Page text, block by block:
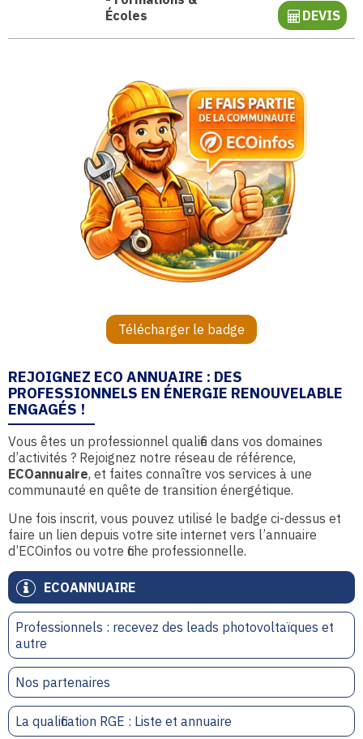
ECOANNUAIRE
Professionnels : recevez des leads photovoltaïques et
autre
Nos partenaires
La qualification RGE : Liste et annuaire
Écoles
DEVIS
Télécharger le badge
REJOIGNEZ ECO ANNUAIRE : DES
PROFESSIONNELS EN ÉNERGIE RENOUVELABLE
ENGAGÉS !
Vous êtes un professionnel qualifié dans vos domaines
d’activités ? Rejoignez notre réseau de référence,
ECOannuaire, et faites connaître vos services à une
communauté en quête de transition énergétique.
Une fois inscrit, vous pouvez utilisé le badge ci-dessus et
faire un lien depuis votre site internet vers l’annuaire
d’ECOinfos ou votre fiche professionnelle.